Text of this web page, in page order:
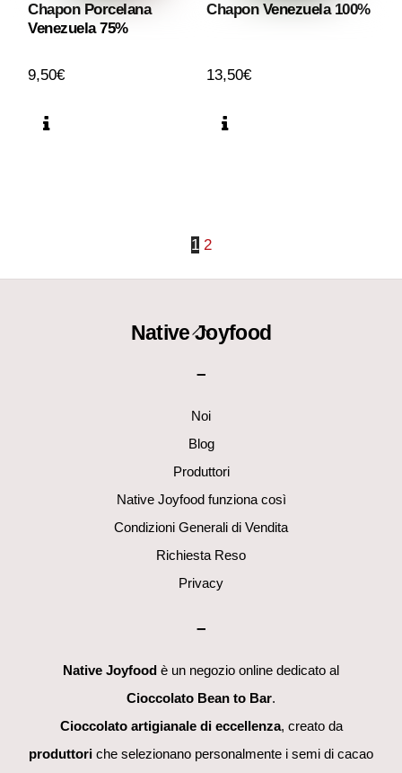
Chapon Porcelana
Venezuela 75%
9,50€
Chapon Venezuela 100%
13,50€
1 2
Back
Native Joyfood
–
Noi
Blog
Produttori
Native Joyfood funziona così
Condizioni Generali di Vendita
Richiesta Reso
Privacy
–
Native Joyfood è un negozio online dedicato al
Cioccolato Bean to Bar.
Cioccolato artigianale di eccellenza, creato da
produttori che selezionano personalmente i semi di cacao